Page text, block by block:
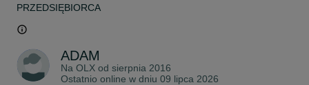
PRZEDSIĘBIORCA
ADAM
Na OLX od sierpnia 2016
Ostatnio online w dniu 09 lipca 2026